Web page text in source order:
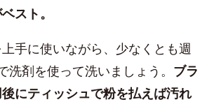
スト。
手に使いながら、少なくとも週
洗剤を使って洗いましょう。 ブラ
にティッシュで粉を払えば汚れ